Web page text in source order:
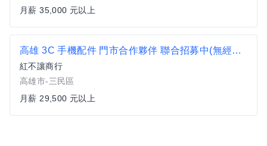
月薪 35,000 元以上
高雄 3C 手機配件 門市合作夥伴 聯合招募中(無經驗可)
紅不讓商行
高雄市-三民區
月薪 29,500 元以上